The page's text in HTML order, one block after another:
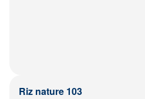
Riz nature 103